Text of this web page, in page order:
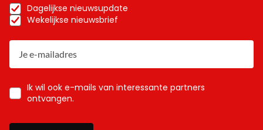
Dagelijkse nieuwsupdate
Wekelijkse nieuwsbrief
Ik wil ook e-mails van interessante partners
ontvangen.